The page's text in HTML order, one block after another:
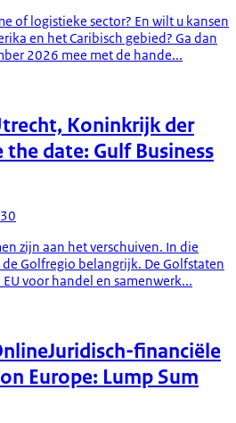
of logistieke sector? En wilt u kansen
en het Caribisch gebied? Ga dan
2026 mee met de hande...
Koninkrijk der
the date: Gulf Business
zijn aan het verschuiven. In die
Golfregio belangrijk. De Golfstaten
voor handel en samenwerk...
Juridisch-financiële
Europe: Lump Sum